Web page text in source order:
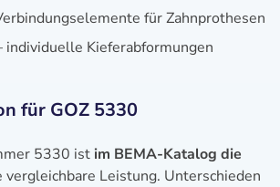
für Zahnprothesen
individuelle Kieferabformungen
für GOZ 5330
5330 ist im BEMA-Katalog die
vergleichbare Leistung. Unterschieden